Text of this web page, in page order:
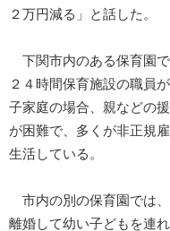
２万円減る」と話した。
下関市内のある保育園で
２４時間保育施設の職員
子家庭の場合、親などの
が困難で、多くが非正規
生活している。
市内の別の保育園では、
離婚して幼い子どもを連